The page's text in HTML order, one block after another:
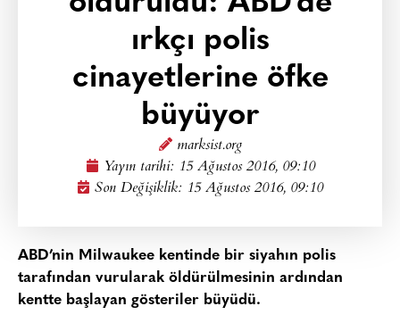
ırkçı polis
cinayetlerine öfke
büyüyor
marksist.org
Yayın tarihi: 15 Ağustos 2016, 09:10
Son Değişiklik: 15 Ağustos 2016, 09:10
ABD’nin Milwaukee kentinde bir siyahın polis
tarafından vurularak öldürülmesinin ardından
kentte başlayan gösteriler büyüdü.